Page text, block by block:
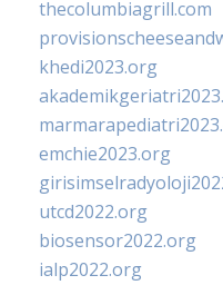
thecolumbiagrill.com
khedi2023.org
emchie2023.org
utcd2022.org
biosensor2022.org
ialp2022.org